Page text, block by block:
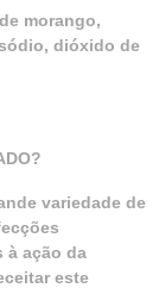
morango,
dióxido de
variedade de
à ação da
este